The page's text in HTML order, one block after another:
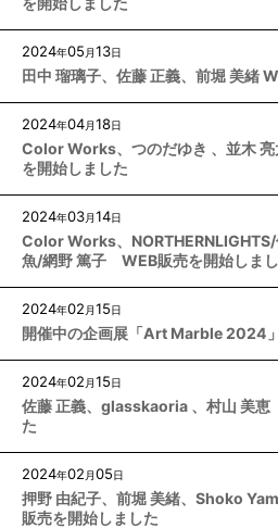
2024年05 月13日
田中 瑠璃子、佐藤 正義、前堀 美緒
2024年04月18日
Color Works、つのだゆき 、並木
を開始しました
2024年03月14日
Color Works、NORTHERNLIGHTS/
魚/網野 篤子 WEB販売を開始しま
2024年02 月15日
開催中の企画展「Art Marble 2024
2024年02 月15日
佐藤 正義、glasskaoria 、村山 美
た
2024年02 月05日
押野 由紀子、前堀 美緒、Shoko
販売を開始しました